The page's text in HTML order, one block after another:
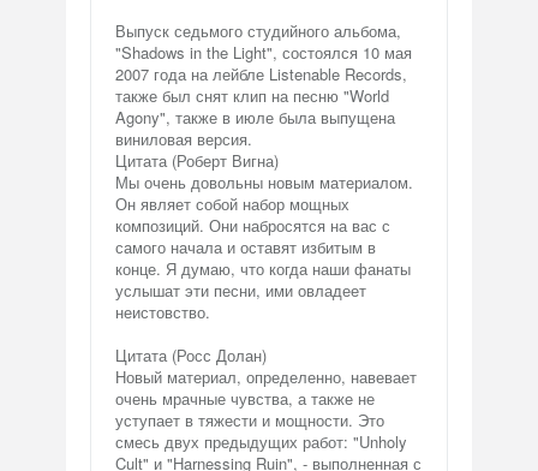
Выпуск седьмого студийного альбома,
"Shadows in the Light", состоялся 10 мая
2007 года на лейбле Listenable Records,
также был снят клип на песню "World
Agony", также в июле была выпущена
виниловая версия.
Цитата (Роберт Вигна)
Мы очень довольны новым материалом.
Он являет собой набор мощных
композиций. Они набросятся на вас с
самого начала и оставят избитым в
конце. Я думаю, что когда наши фанаты
услышат эти песни, ими овладеет
неистовство.
Цитата (Росс Долан)
Новый материал, определенно, навевает
очень мрачные чувства, а также не
уступает в тяжести и мощности. Это
смесь двух предыдущих работ: "Unholy
Cult" и "Harnessing Ruin", - выполненная с